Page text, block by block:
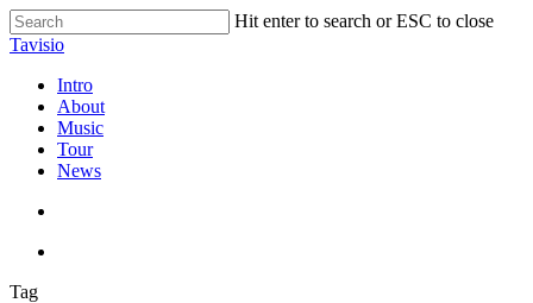
Skip
to
content
Hit enter to search or ESC to close
Close
Tavisio
search
Menu
Intro
About
Music
Tour
News
Tag